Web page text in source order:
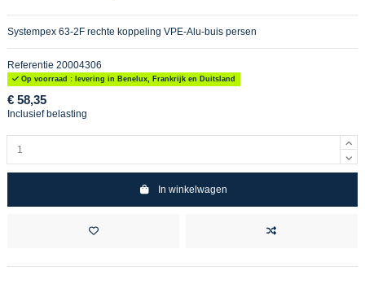
Systempex 63-2F rechte koppeling VPE-Alu-buis persen
Referentie 20004306
Op voorraad : levering in Benelux, Frankrijk en Duitsland
€ 58,35
Inclusief belasting
In winkelwagen